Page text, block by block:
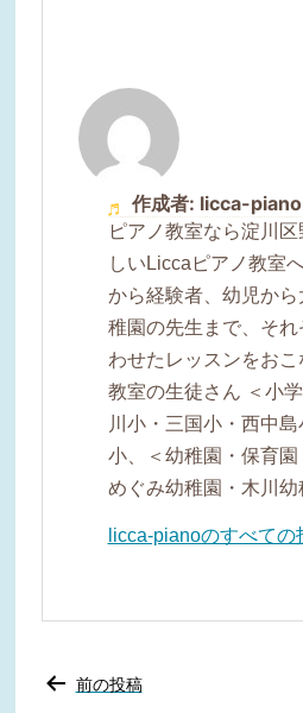
作成者: licca-piano
ピアノ教室なら淀川
しいLiccaピアノ教室
から経験者、幼児か
稚園の先生まで、そ
わせたレッスンをお
教室の生徒さん ＜小
川小・三国小・西中
小、＜幼稚園・保育園
めぐみ幼稚園・木川幼
licca-pianoのすべての
投前の投稿